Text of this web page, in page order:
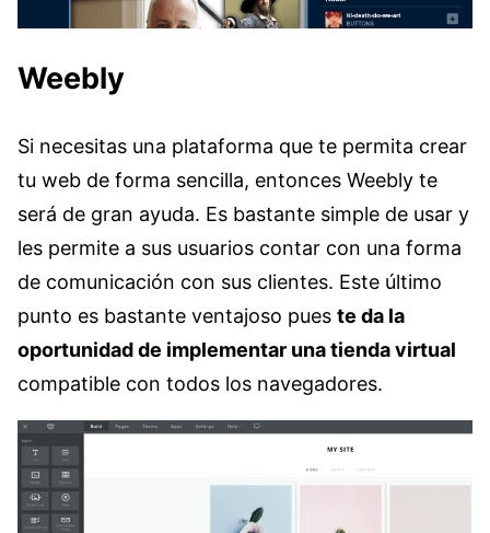
Weebly
Si necesitas una plataforma que te permita crear
tu web de forma sencilla, entonces Weebly te
será de gran ayuda. Es bastante simple de usar y
les permite a sus usuarios contar con una forma
de comunicación con sus clientes. Este último
punto es bastante ventajoso pues te da la
oportunidad de implementar una tienda virtual
compatible con todos los navegadores.